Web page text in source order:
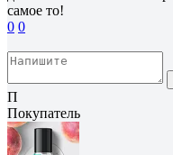
самое то!
0 0
П
Покупатель